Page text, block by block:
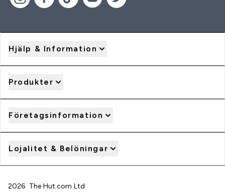
Hjälp & Information
Produkter
Företagsinformation
Lojalitet & Belöningar
2026 The Hut.com Ltd